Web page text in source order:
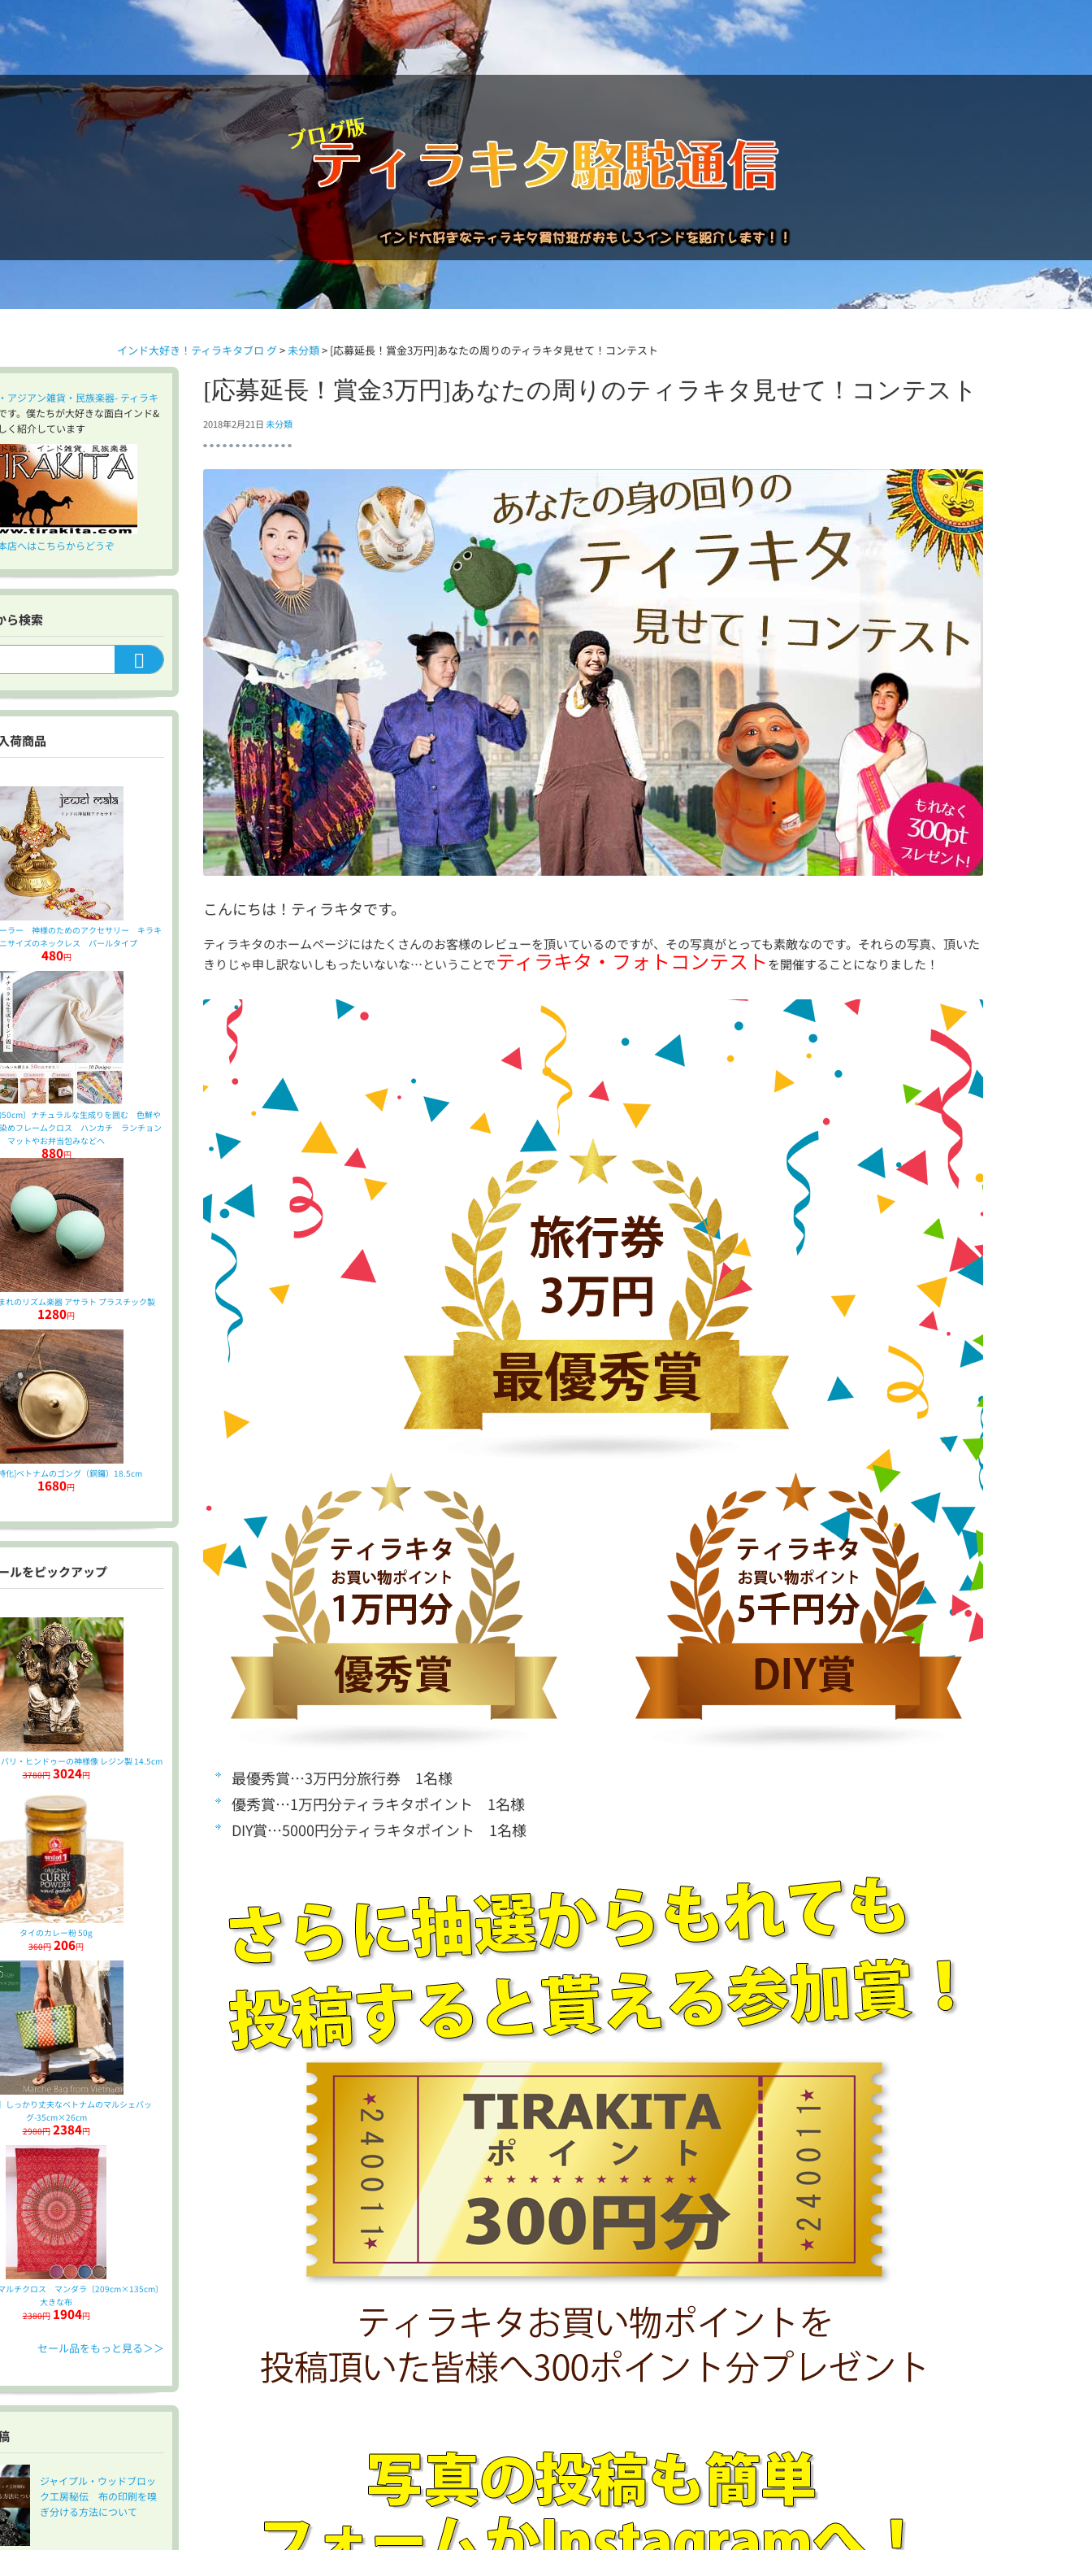
インド大好き！ティラキタブロ グ>未分類> [応募延長！賞金3万円]あなたの周りのティラキタ見せて！コンテスト
[応募延長！賞金3万円]あなたの周りのティラキタ見せて！コンテスト
2018年2月21日未分類
こんにちは！ティラキタです。
ティラキタのホームページにはたくさんのお客様のレビューを頂いているのですが、その写真がとっても素敵なのです。それらの写真、頂いた
きりじゃ申し訳ないしもったいないな…ということでティラキタ・フォトコンテスト を開催することになりました！
最優秀賞…3万円分旅行券 1名様
優秀賞…1万円分ティラキタポイント 1名様
DIY賞…5000円分ティラキタポイント 1名様
アジアン雑貨・民族楽器- ティラキ
す。僕たちが大好きな面白インド&
く紹介しています
店へはこちらからどうぞ
ら検索
荷商品
ラー 神様のためのアクセサリー キラキ
サイズのネックレス パールタイプ
480円
〕ナチュラルな生成りを囲む 色鮮や
めフレームクロス ハンカチ ランチョン
マットやお弁当包みなどへ
880円
れのリズム楽器 アサラト プラスチック製
1280円
化]ベトナムのゴング（銅鑼）18.5cm
1680円
ルをピックアップ
リ・ヒンドゥーの神様像 レジン製 14.5cm
3780円3024円
タイのカレー粉 50g
360円 206円
しっかり丈夫なベトナムのマルシェバッ
グ-35cm×26cm
2980円2384円
ルチクロス マンダラ〔209cm×135cm〕
大きな布
2380円1904円
セール品をもっと見る＞＞
ジャイプル・ウッドブロッ
ク工房秘伝 布の印刷を嗅
ぎ分ける方法について